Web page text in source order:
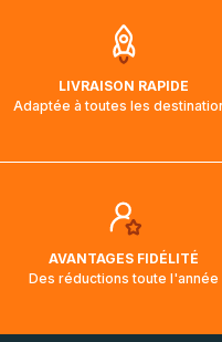
aura touché terre.
LIVRAISON RAPIDE
Adaptée à toutes les
AVANTAGES FIDÉLITÉ
Des réductions toute l'année